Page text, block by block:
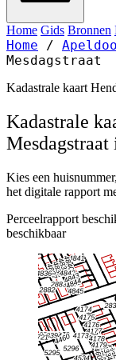
Home Gids Bronnen
Home /
Mesdagstraat
Kadastrale kaart
Kadastrale
Kies een
het digitale rapport
Perceelrapport
beschikbaar